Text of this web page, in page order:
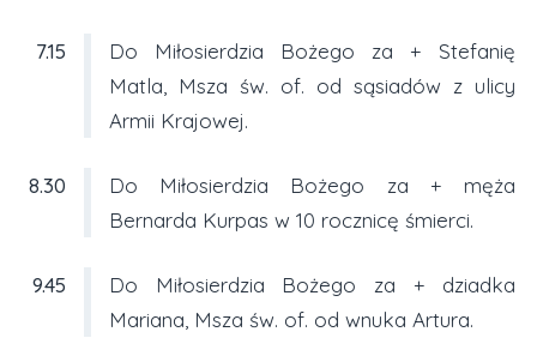
7.15
Do Miłosierdzia Bożego za + Stefanię
Matla, Msza św. of. od sąsiadów z ulicy
Armii Krajowej.
8.30
Do Miłosierdzia Bożego za + męża
Bernarda Kurpas w 10 rocznicę śmierci.
9.45
Do Miłosierdzia Bożego za + dziadka
Mariana, Msza św. of. od wnuka Artura.